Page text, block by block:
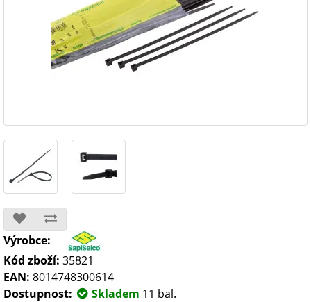
Výrobce:
Kód zboží: 35821
EAN: 8014748300614
Dostupnost:
Skladem 11 bal.